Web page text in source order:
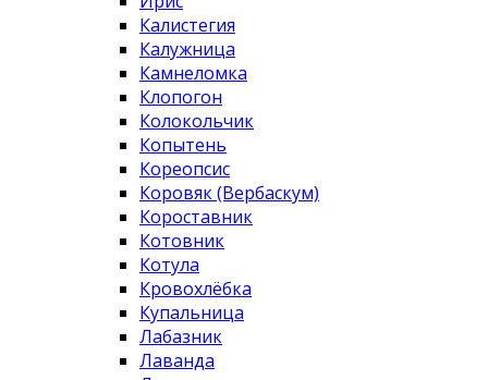
Калистегия
Калужница
Камнеломка
Клопогон
Колокольчик
Копытень
Кореопсис
Коровяк (Вербаскум)
Короставник
Котовник
Котула
Кровохлёбка
Купальница
Лабазник
Лаванда